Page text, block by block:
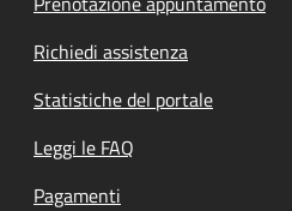
Richiedi assistenza
Statistiche del portale
Leggi le FAQ
Pagamenti